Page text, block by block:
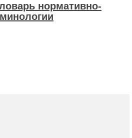
нормативно-